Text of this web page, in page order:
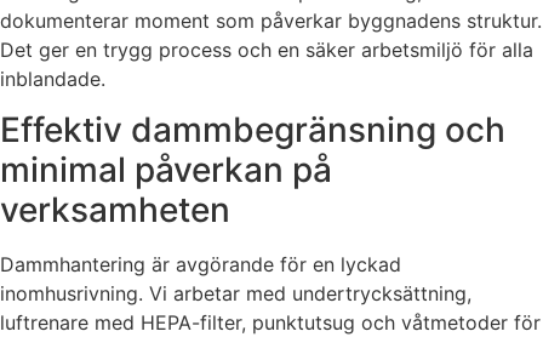
dokumenterar moment som påverkar byggnadens struktur.
Det ger en trygg process och en säker arbetsmiljö för alla
inblandade.
Effektiv dammbegränsning och
minimal påverkan på
verksamheten
Dammhantering är avgörande för en lyckad
inomhusrivning. Vi arbetar med undertrycksättning,
luftrenare med HEPA-filter, punktutsug och våtmetoder för